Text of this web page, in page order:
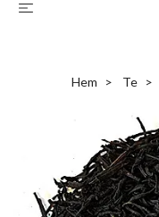
Hem Te